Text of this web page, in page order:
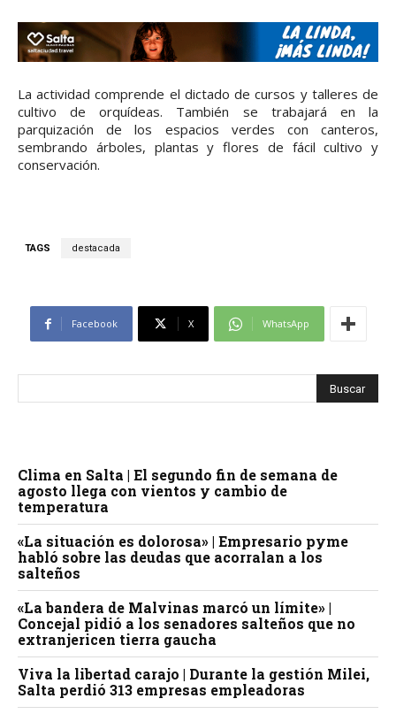
La actividad comprende el dictado de cursos y talleres de
cultivo de orquídeas. También se trabajará en la
parquización de los espacios verdes con canteros,
sembrando árboles, plantas y flores de fácil cultivo y
conservación.
TAGS destacada
Facebook X WhatsApp
Clima en Salta | El segundo fin de semana de
agosto llega con vientos y cambio de
temperatura
«La situación es dolorosa» | Empresario pyme
habló sobre las deudas que acorralan a los
salteños
«La bandera de Malvinas marcó un límite» |
Concejal pidió a los senadores salteños que no
extranjericen tierra gaucha
Viva la libertad carajo | Durante la gestión Milei,
Salta perdió 313 empresas empleadoras